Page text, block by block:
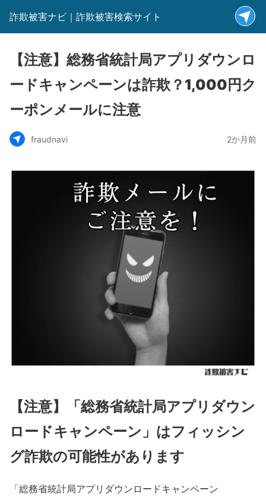
詐欺被害ナビ｜詐欺被害検索サイト
【注意】総務省統計局アプリダウンロ
ードキャンペーンは詐欺？1,000円ク
ーポンメールに注意
fraudnavi 2か月前
【注意】「総務省統計局アプリダウン
ロードキャンペーン」はフィッシン
グ詐欺の可能性があります
「総務省統計局アプリダウンロードキャンペーン